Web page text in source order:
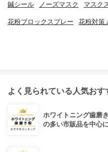
鍼シール ノーズマスク マスク
花粉ブロックスプレー 花粉対策
よく見られている人気おす
ホワイトニング歯磨
の多い市販品を中心